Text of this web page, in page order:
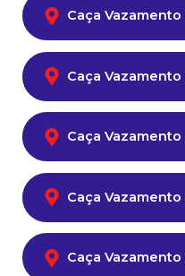
Caça
Caça
Caça
Caça
Caça